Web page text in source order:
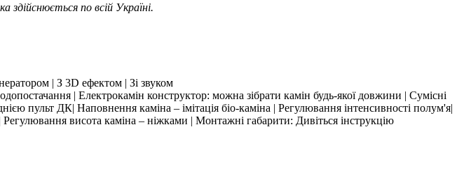
по всій Україні.
| З 3D ефектом | Зі звуком
| Електрокамін конструктор: можна зібрати камін будь-якої довжини | Сумісні
пульт ДК| Наповнення каміна – імітація біо-каміна | Регулювання інтенсивності полум'я|
висота каміна – ніжками | Монтажні габарити: Дивіться інструкцію